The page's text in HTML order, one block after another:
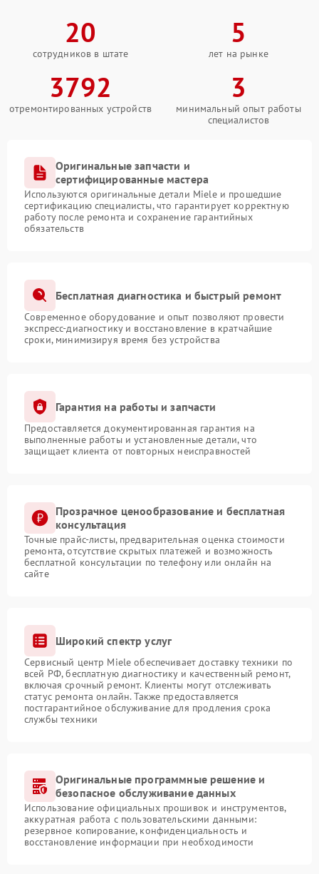
20
сотрудников в штате
5
лет на рынке
3792
отремонтированных устройств
3
минимальный опыт работы
специалистов
Оригинальные запчасти и
сертифицированные мастера
Используются оригинальные детали Miele и прошедшие
сертификацию специалисты, что гарантирует корректную
работу после ремонта и сохранение гарантийных
обязательств
Бесплатная диагностика и быстрый ремонт
Современное оборудование и опыт позволяют провести
экспресс-диагностику и восстановление в кратчайшие
сроки, минимизируя время без устройства
Гарантия на работы и запчасти
Предоставляется документированная гарантия на
выполненные работы и установленные детали, что
защищает клиента от повторных неисправностей
Прозрачное ценообразование и бесплатная
консультация
Точные прайс-листы, предварительная оценка стоимости
ремонта, отсутствие скрытых платежей и возможность
бесплатной консультации по телефону или онлайн на
сайте
Широкий спектр услуг
Сервисный центр Miele обеспечивает доставку техники по
всей РФ, бесплатную диагностику и качественный ремонт,
включая срочный ремонт. Клиенты могут отслеживать
статус ремонта онлайн. Также предоставляется
постгарантийное обслуживание для продления срока
службы техники
Оригинальные программные решение и
безопасное обслуживание данных
Использование официальных прошивок и инструментов,
аккуратная работа с пользовательскими данными:
резервное копирование, конфиденциальность и
восстановление информации при необходимости